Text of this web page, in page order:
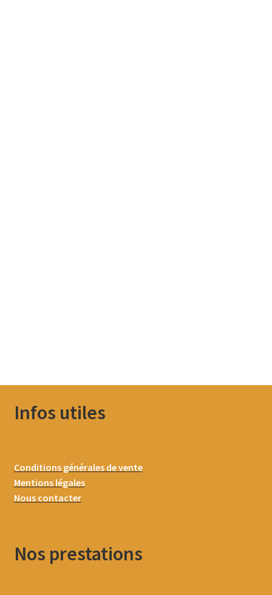
Infos utiles
Conditions générales de vente
Mentions légales
Nous contacter
Nos prestations